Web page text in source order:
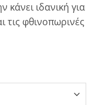
ιδανική για
τις φθινοπωρινές